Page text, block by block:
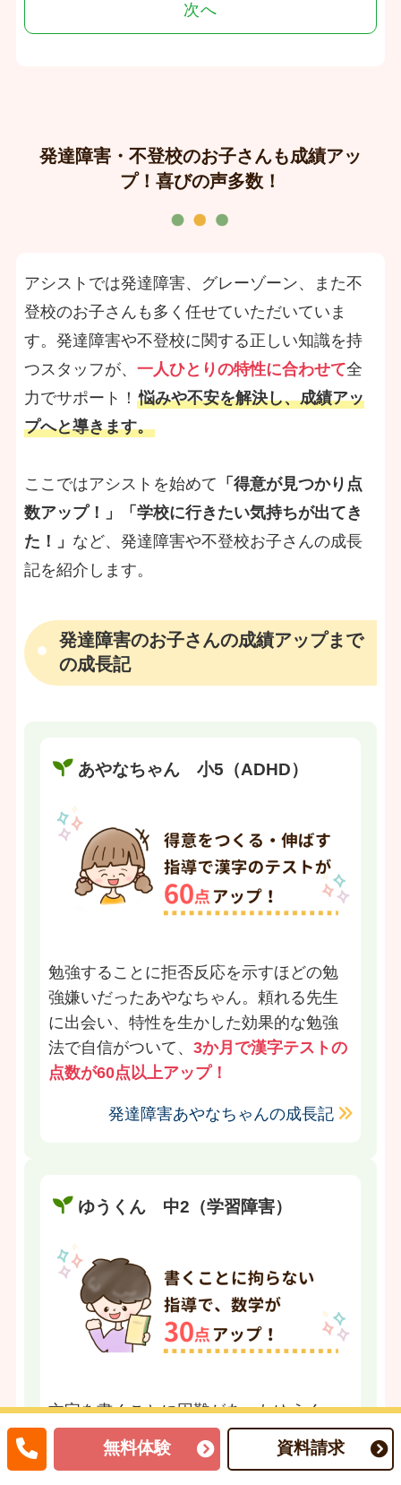
次へ
発達障害・不登校のお子さんも成績アッ
プ！喜びの声多数！
アシストでは発達障害、グレーゾーン、また不
登校のお子さんも多く任せていただいていま
す。発達障害や不登校に関する正しい知識を持
つスタッフが、 一人ひとりの特性に合わせて全
力でサポート！ 悩みや不安を解決し、成績アッ
プへと導きます。
ここではアシストを始めて 「得意が見つかり点
数アップ！」「学校に行きたい気持ちが出てき
た！」 など、発達障害や不登校お子さんの成長
記を紹介します。
発達障害のお子さんの成績アップまで
の成長記
あやなちゃん 小5（ADHD）
勉強することに拒否反応を示すほどの勉
強嫌いだったあやなちゃん。頼れる先生
に出会い、特性を生かした効果的な勉強
法で自信がついて、 3か月で漢字テストの
点数が60点以上アップ！
発達障害あやなちゃんの成長記
ゆうくん 中2（学習障害）
文字を書くことに困難があったゆうく
ん。口頭で答える、パズルやカードを使
うなど、文字を書くということをほとん
無料体験 資料請求